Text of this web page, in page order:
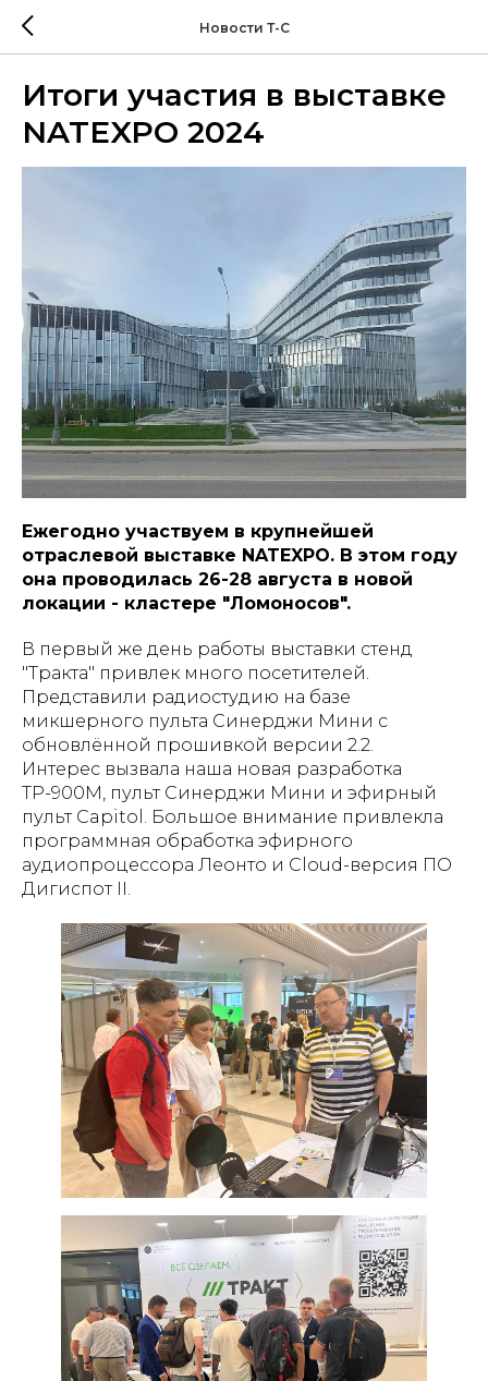
Новости Т-С
Итоги участия в выставке
NATEXPO 2024
Ежегодно участвуем в крупнейшей
отраслевой выставке NATEXPO. В этом году
она проводилась 26-28 августа в новой
локации - кластере "Ломоносов".
В первый же день работы выставки стенд
"Тракта" привлек много посетителей.
Представили радиостудию на базе
микшерного пульта Синерджи Мини с
обновлённой прошивкой версии 2.2.
Интерес вызвала наша новая разработка
ТР-900М, пульт Синерджи Мини и эфирный
пульт Capitol. Большое внимание привлекла
программная обработка эфирного
аудиопроцессора Леонто и Cloud-версия ПО
Дигиспот II.